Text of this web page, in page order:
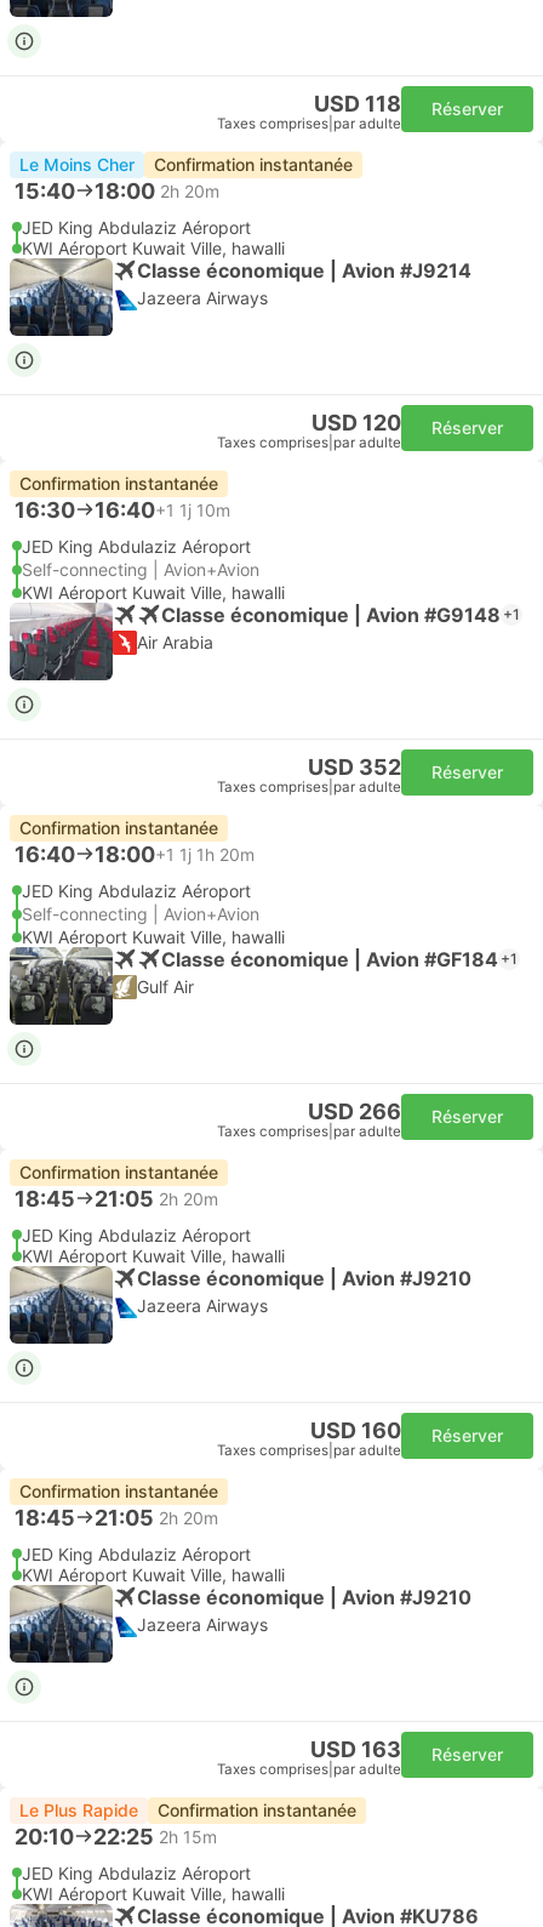
USD 118
Taxes comprises par adulte
Réserver
Le Moins Cher Confirmation instantanée
15:40 18:00 2h 20m
JED King Abdulaziz Aéroport
KWI Aéroport Kuwait Ville, hawalli
Classe économique | Avion #J9214
Jazeera Airways
USD 120
Taxes comprises par adulte
Réserver
Confirmation instantanée
16:30 16:40+1 1j 10m
JED King Abdulaziz Aéroport
Self-connecting | Avion+Avion
KWI Aéroport Kuwait Ville, hawalli
Classe économique | Avion #G9148 +1
Air Arabia
USD 352
Taxes comprises par adulte
Réserver
Confirmation instantanée
16:40 18:00+1 1j 1h 20m
JED King Abdulaziz Aéroport
Self-connecting | Avion+Avion
KWI Aéroport Kuwait Ville, hawalli
Classe économique | Avion #GF184 +1
Gulf Air
USD 266
Taxes comprises par adulte
Réserver
Confirmation instantanée
18:45 21:05 2h 20m
JED King Abdulaziz Aéroport
KWI Aéroport Kuwait Ville, hawalli
Classe économique | Avion #J9210
Jazeera Airways
USD 160
Taxes comprises par adulte
Réserver
Confirmation instantanée
18:45 21:05 2h 20m
JED King Abdulaziz Aéroport
KWI Aéroport Kuwait Ville, hawalli
Classe économique | Avion #J9210
Jazeera Airways
USD 163
Taxes comprises par adulte
Réserver
Le Plus Rapide Confirmation instantanée
20:10 22:25 2h 15m
JED King Abdulaziz Aéroport
KWI Aéroport Kuwait Ville, hawalli
Classe économique | Avion #KU786